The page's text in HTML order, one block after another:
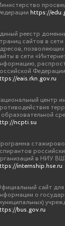
https://
реестр
сайтов в
в сети
eais.rkn.gov.ru
центр
образовательной
ncpti.su
в НИУ
internship.hse.ru
сайт
о
bus.gov.ru